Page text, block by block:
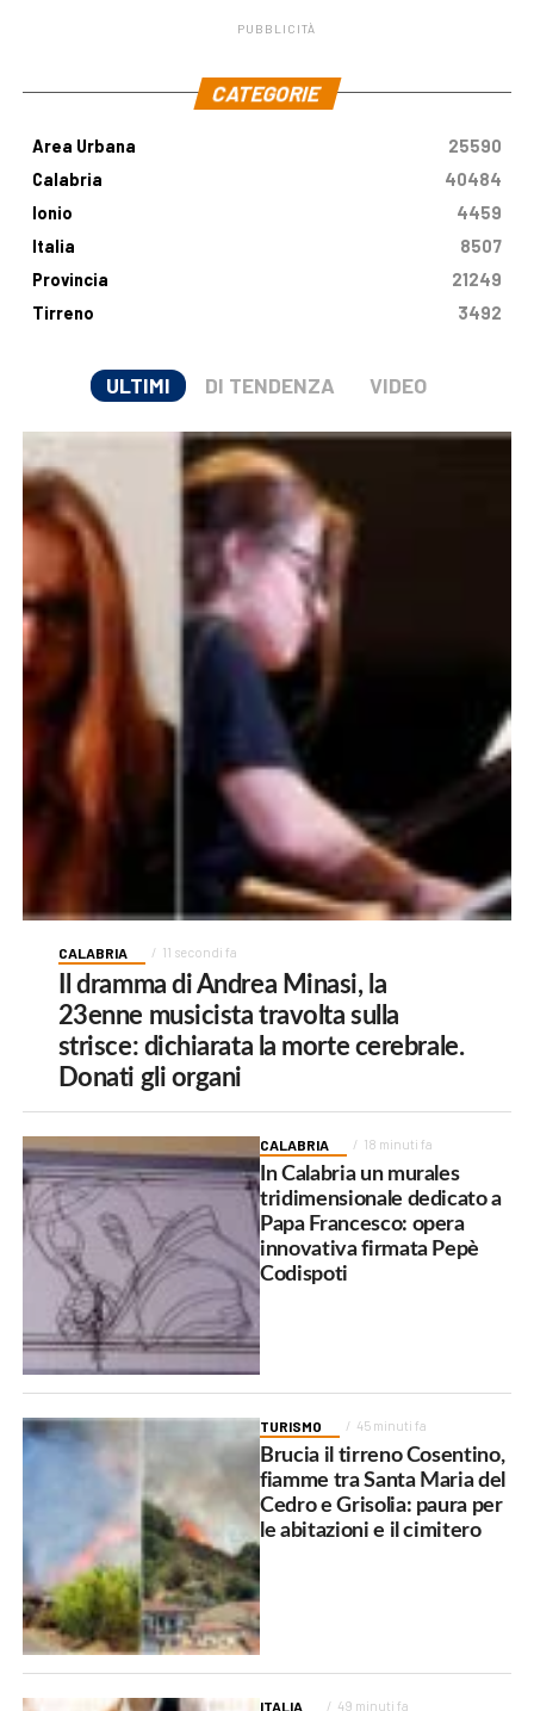
PUBBLICITÀ
CATEGORIE
Area Urbana
25590
Calabria
40484
Ionio
4459
Italia
8507
Provincia
21249
Tirreno
3492
ULTIMI DI TENDENZA VIDEO
CALABRIA 11 secondi fa
Il dramma di Andrea Minasi, la
23enne musicista travolta sulla
strisce: dichiarata la morte cerebrale.
Donati gli organi
CALABRIA 18 minuti fa
In Calabria un murales
tridimensionale dedicato a
Papa Francesco: opera
innovativa firmata Pepè
Codispoti
TURISMO 45 minuti fa
Brucia il tirreno Cosentino,
fiamme tra Santa Maria del
Cedro e Grisolia: paura per
le abitazioni e il cimitero
ITALIA 49 minuti fa